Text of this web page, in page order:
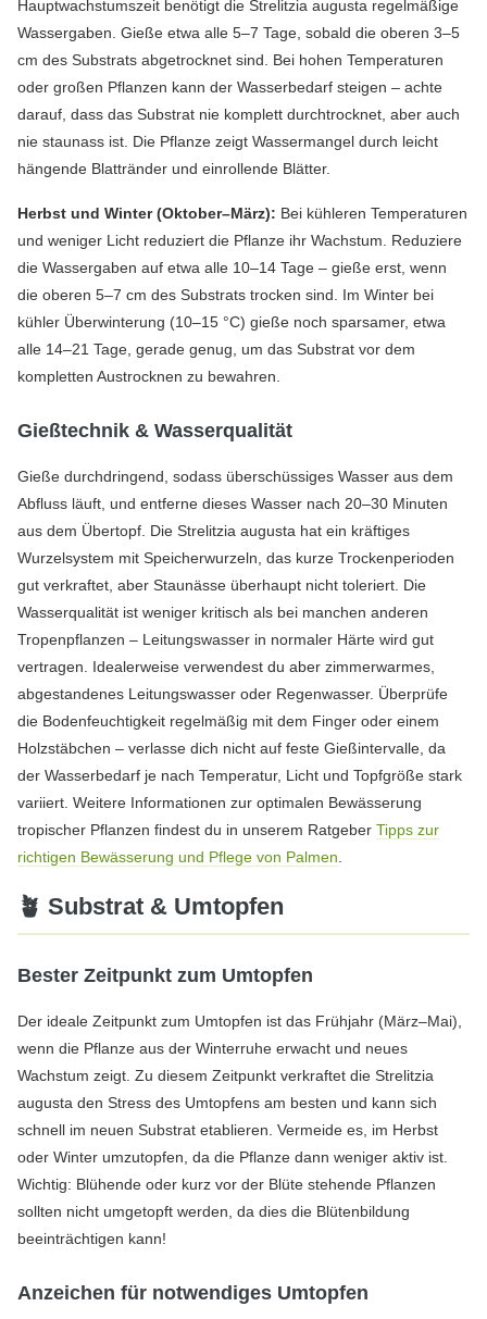
Hauptwachstumszeit benötigt die Strelitzia augusta regelmäßige
Wassergaben. Gieße etwa alle 5–7 Tage, sobald die oberen 3–5
cm des Substrats abgetrocknet sind. Bei hohen Temperaturen
oder großen Pflanzen kann der Wasserbedarf steigen – achte
darauf, dass das Substrat nie komplett durchtrocknet, aber auch
nie staunass ist. Die Pflanze zeigt Wassermangel durch leicht
hängende Blattränder und einrollende Blätter.
Herbst und Winter (Oktober–März): Bei kühleren Temperaturen
und weniger Licht reduziert die Pflanze ihr Wachstum. Reduziere
die Wassergaben auf etwa alle 10–14 Tage – gieße erst, wenn
die oberen 5–7 cm des Substrats trocken sind. Im Winter bei
kühler Überwinterung (10–15 °C) gieße noch sparsamer, etwa
alle 14–21 Tage, gerade genug, um das Substrat vor dem
kompletten Austrocknen zu bewahren.
Gießtechnik & Wasserqualität
Gieße durchdringend, sodass überschüssiges Wasser aus dem
Abfluss läuft, und entferne dieses Wasser nach 20–30 Minuten
aus dem Übertopf. Die Strelitzia augusta hat ein kräftiges
Wurzelsystem mit Speicherwurzeln, das kurze Trockenperioden
gut verkraftet, aber Staunässe überhaupt nicht toleriert. Die
Wasserqualität ist weniger kritisch als bei manchen anderen
Tropenpflanzen – Leitungswasser in normaler Härte wird gut
vertragen. Idealerweise verwendest du aber zimmerwarmes,
abgestandenes Leitungswasser oder Regenwasser. Überprüfe
die Bodenfeuchtigkeit regelmäßig mit dem Finger oder einem
Holzstäbchen – verlasse dich nicht auf feste Gießintervalle, da
der Wasserbedarf je nach Temperatur, Licht und Topfgröße stark
variiert. Weitere Informationen zur optimalen Bewässerung
tropischer Pflanzen findest du in unserem Ratgeber Tipps zur
richtigen Bewässerung und Pflege von Palmen
🪴 Substrat & Umtopfen
Bester Zeitpunkt zum Umtopfen
Der ideale Zeitpunkt zum Umtopfen ist das Frühjahr (März–Mai),
wenn die Pflanze aus der Winterruhe erwacht und neues
Wachstum zeigt. Zu diesem Zeitpunkt verkraftet die Strelitzia
augusta den Stress des Umtopfens am besten und kann sich
schnell im neuen Substrat etablieren. Vermeide es, im Herbst
oder Winter umzutopfen, da die Pflanze dann weniger aktiv ist.
Wichtig: Blühende oder kurz vor der Blüte stehende Pflanzen
sollten nicht umgetopft werden, da dies die Blütenbildung
beeinträchtigen kann!
Anzeichen für notwendiges Umtopfen